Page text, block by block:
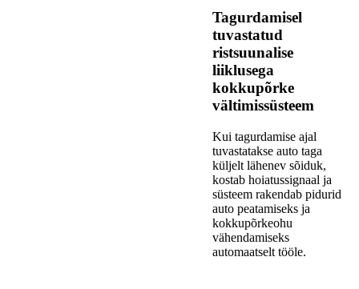
Tagurdamisel
tuvastatud
ristsuunalise
liiklusega
kokkupõrke
vältimissüsteem
Kui tagurdamise ajal
tuvastatakse auto taga
küljelt lähenev sõiduk,
kostab hoiatussignaal ja
süsteem rakendab pidurid
auto peatamiseks ja
kokkupõrkeohu
vähendamiseks
automaatselt tööle.